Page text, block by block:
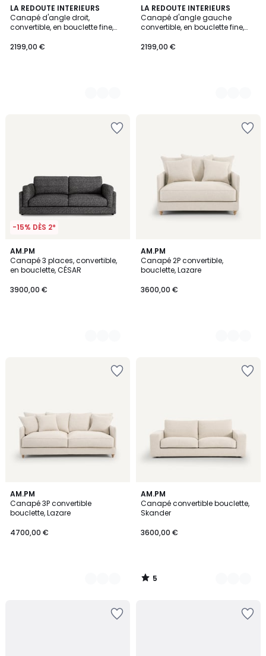
LA REDOUTE INTERIEURS
Canapé d'angle droit,
convertible, en bouclette fine,
2199,00 €
3
Couleurs
LA REDOUTE INTERIEURS
Canapé d'angle gauche
convertible, en bouclette fine,
2199,00 €
3
Couleurs
-15% DÈS 2*
AM.PM
Canapé 3 places, convertible,
en bouclette, CÉSAR
3900,00 €
3
Couleurs
AM.PM
Canapé 2P convertible,
bouclette, Lazare
3600,00 €
2
Couleurs
AM.PM
Canapé 3P convertible
bouclette, Lazare
4700,00 €
2
Couleurs
AM.PM
Canapé convertible bouclette,
Skander
3600,00 €
5
/
5
3
Couleurs
5
/